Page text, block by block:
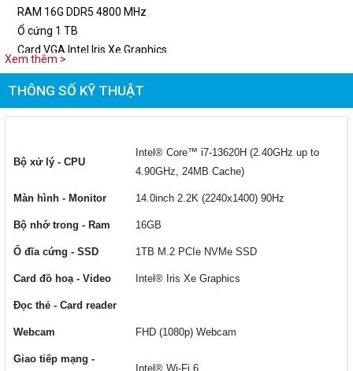
RAM 16G DDR5 4800 MHz
Ổ cứng 1 TB
Card VGA Intel Iris Xe Graphics
Wifi Wifi 6E, Bluetooth 5.
Hệ điều hành Windows 11
Xem thêm >
THÔNG SỐ KỸ THUẬT
Bộ xử lý - CPU
Intel® Core™ i7-13620H (2.40GHz up to
4.90GHz, 24MB Cache)
Màn hình - Monitor 14.0inch 2.2K (2240x1400) 90Hz
Bộ nhớ trong - Ram 16GB
Ổ đĩa cứng - SSD 1TB M.2 PCIe NVMe SSD
Card đồ hoạ - Video Intel® Iris Xe Graphics
Đọc thẻ - Card reader
Webcam FHD (1080p) Webcam
Giao tiếp mạng -
Intel® Wi-Fi 6